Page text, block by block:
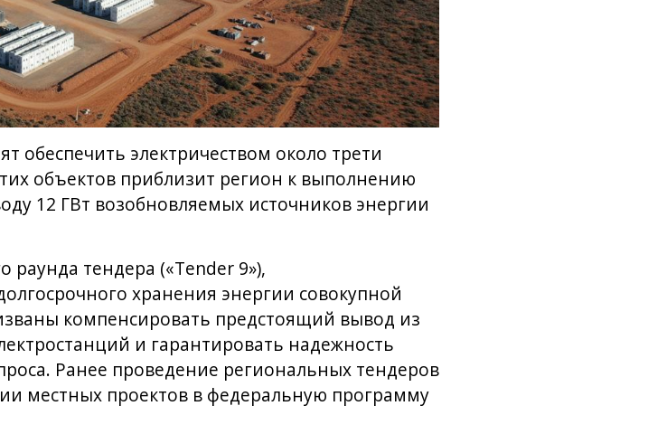
электричеством около трети
объектов приблизит регион к выполнению
12 ГВт возобновляемых источников энергии
раунда тендера («Tender 9»),
хранения энергии совокупной
компенсировать предстоящий вывод из
и гарантировать надежность
Ранее проведение региональных тендеров
местных проектов в федеральную программу